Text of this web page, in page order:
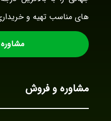
های مناسب تهیه و
مشاوره و فروش